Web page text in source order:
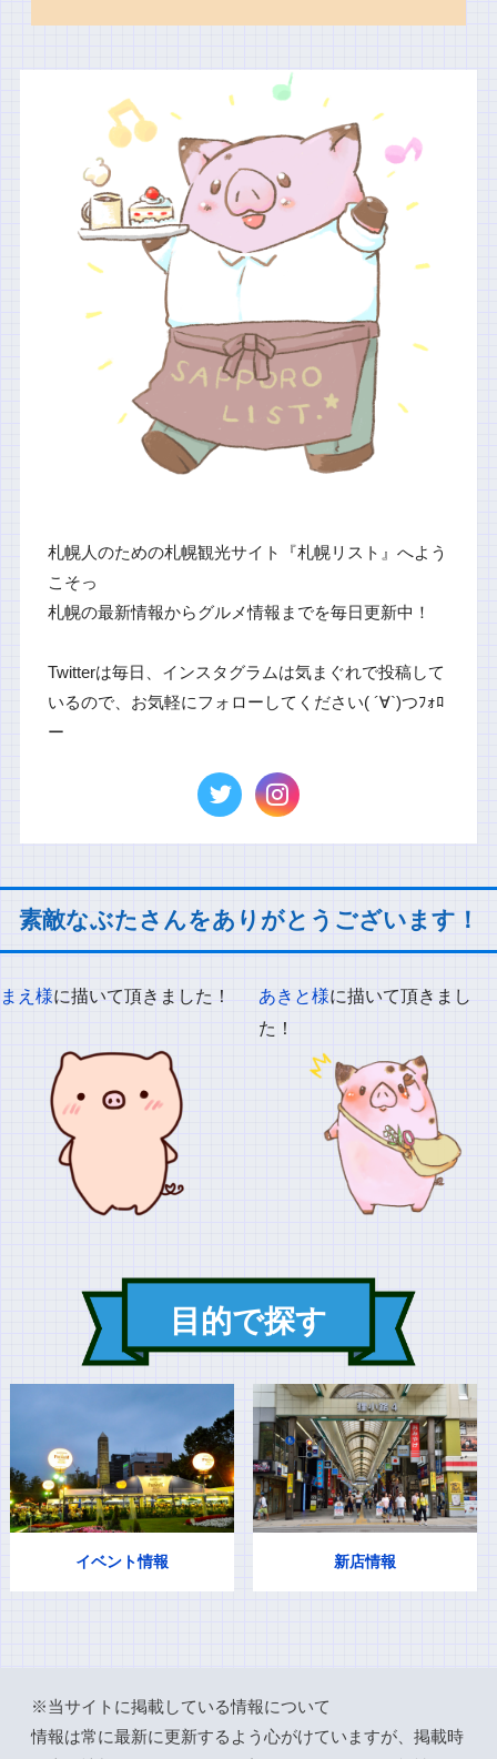
札幌人のための札幌観光サイト『札幌リスト』へよう
こそっ
札幌の最新情報からグルメ情報までを毎日更新中！
Twitterは毎日、インスタグラムは気まぐれで投稿して
いるので、お気軽にフォローしてください( ´∀`)つﾌｫﾛ
ー
素敵なぶたさんをありがとうございます！
まえ様に描いて頂きました！ あきと様に描いて頂きまし
た！
目的で探す
イベント情報 新店情報
※当サイトに掲載している情報について
情報は常に最新に更新するよう心がけていますが、掲載時